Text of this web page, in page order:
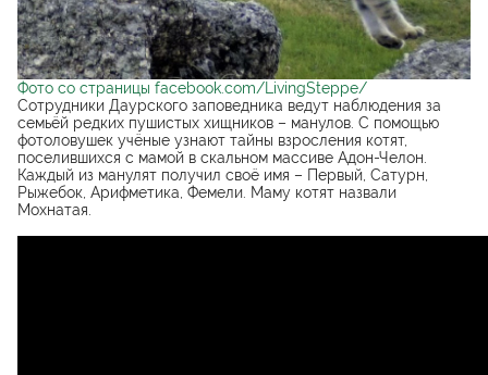
Фото со страницы facebook.com/LivingSteppe/
Сотрудники Даурского заповедника ведут наблюдения за
семьёй редких пушистых хищников – манулов. С помощью
фотоловушек учёные узнают тайны взросления котят,
поселившихся с мамой в скальном массиве Адон-Челон.
Каждый из манулят получил своё имя – Первый, Сатурн,
Рыжебок, Арифметика, Фемели. Маму котят назвали
Мохнатая.